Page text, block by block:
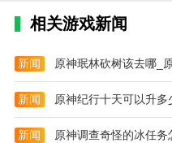
分享。有时你可以通过聊
相关游戏新闻
新闻 原神珉林砍树该去哪_
新闻 原神纪行十天可以升
新闻